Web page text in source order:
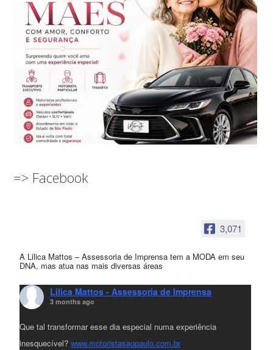
=> Facebook
3,071
A Lilica Mattos – Assessoria de Imprensa tem a MODA em seu
DNA, mas atua nas mais diversas áreas
Lilica Mattos - Assessoria de Imprensa
3 months ago
Que tal transformar esse dia especial numa experiência
inesquecível?www.motoristasaopaulo.com.br